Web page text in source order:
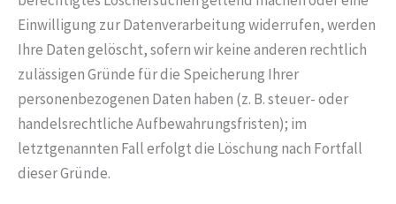
Einwilligung zur Datenverarbeitung widerrufen, werden
Ihre Daten gelöscht, sofern wir keine anderen rechtlich
zulässigen Gründe für die Speicherung Ihrer
personenbezogenen Daten haben (z. B. steuer- oder
handelsrechtliche Aufbewahrungsfristen); im
letztgenannten Fall erfolgt die Löschung nach Fortfall
dieser Gründe.